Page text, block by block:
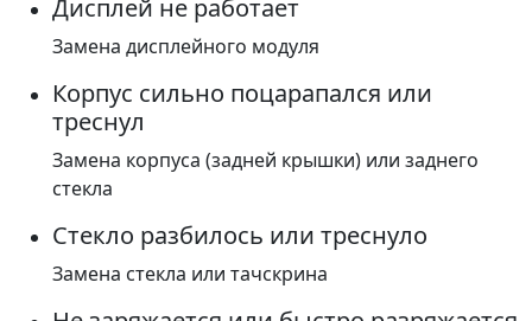
Дисплей не работает
Замена дисплейного модуля
Корпус сильно поцарапался или
треснул
Замена корпуса (задней крышки) или заднего
стекла
Стекло разбилось или треснуло
Замена стекла или тачскрина